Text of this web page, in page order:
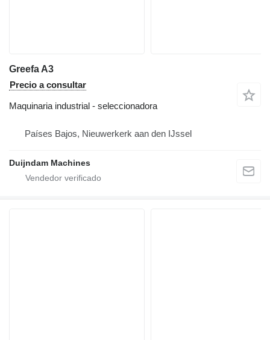
Greefa A3
Precio a consultar
Maquinaria industrial - seleccionadora
Países Bajos, Nieuwerkerk aan den IJssel
Duijndam Machines